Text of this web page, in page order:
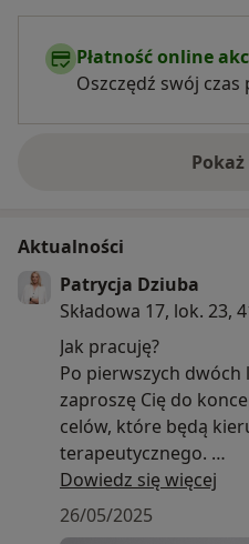
Płatność online
Oszczędź swój czas
Aktualności
Patrycja Dziuba
Składowa 17, lok. 23,
Jak pracuję?
Po pierwszych
zaproszę Cię do
celów, które będą
terapeutycznego.
Ważne!
Bardzo proszę o
Dowiedz się więcej
26/05/2025